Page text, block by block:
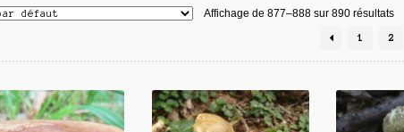
Affichage de 877–888 sur 890 résultats
1 2